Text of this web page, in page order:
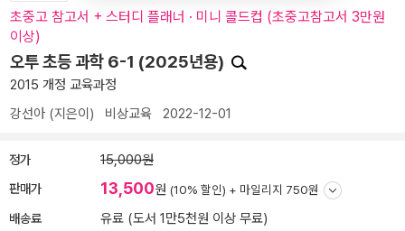
초중고 참고서 + 스터디 플래너 · 미니 콜드컵 (초중고참고서 3만원
이상)
오투 초등 과학 6-1 (2025년용)
2015 개정 교육과정
강선아 (지은이) 비상교육 2022-12-01
정가 15,000원
판매가 13,500원 (10% 할인) + 마일리지 750원
배송료
유료 (도서 1만5천원 이상 무료)